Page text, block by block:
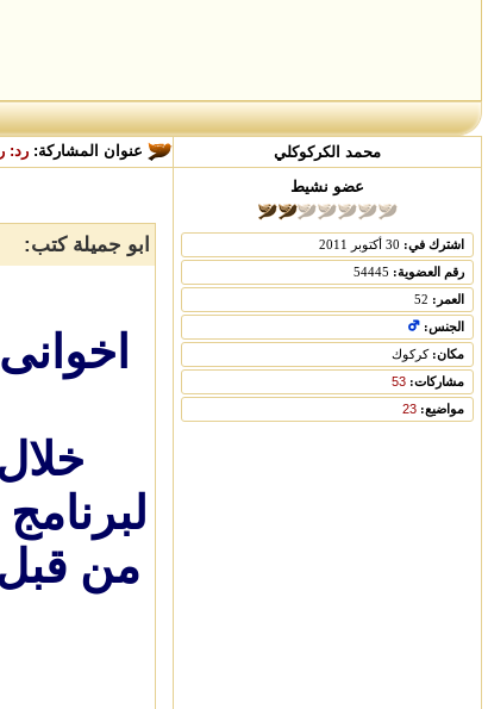
محمد الكركوكلي عنوان المشاركة: رد:
عضو نشيط
اشترك في:
رقم العضوية:
العمر:
الجنس:
مكان: كركوك
مشاركات: 53
مواضيع: 23
ابو جميلة كتب:
من